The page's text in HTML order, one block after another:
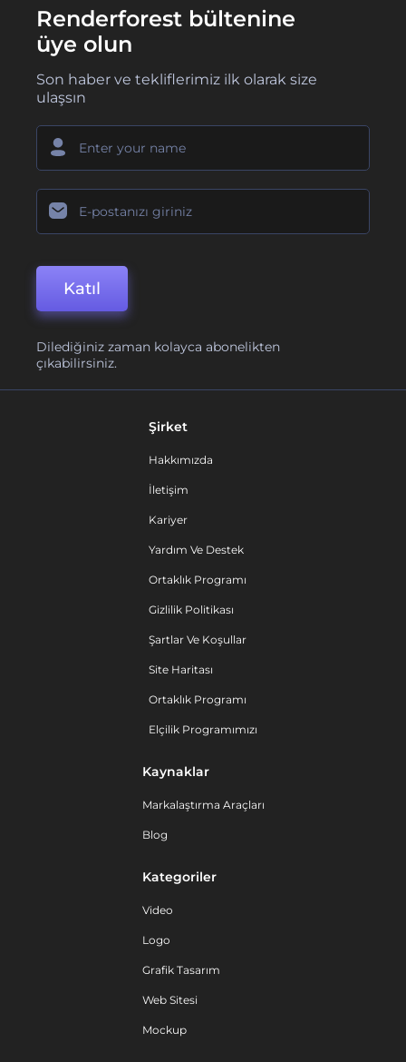
Renderforest bültenine
üye olun
Son haber ve tekliflerimiz ilk olarak size
ulaşsın
Katıl
Dilediğiniz zaman kolayca abonelikten
çıkabilirsiniz.
Şirket
Hakkımızda
İletişim
Kariyer
Yardım Ve Destek
Ortaklık Programı
Gizlilik Politikası
Şartlar Ve Koşullar
Site Haritası
Ortaklık Programı
Elçilik Programımızı
Kaynaklar
Markalaştırma Araçları
Blog
Kategoriler
Video
Logo
Grafik Tasarım
Web Sitesi
Mockup